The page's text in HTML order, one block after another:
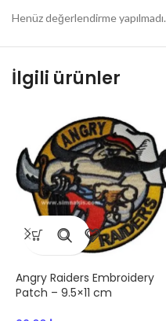
Henüz değerlendirme yapılmadı.
İlgili ürünler
Angry Raiders Embroidery
Patch – 9.5×11 cm